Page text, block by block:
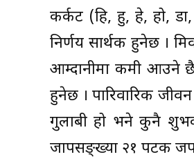
कर्कट (हि, हु, हे, हो, डा,
निर्णय सार्थक हुनेछ ।
आम्दानीमा कमी आउने
हुनेछ । पारिवारिक
गुलाबी हो भने कुनै
जापसङ्ख्या २१ पटक